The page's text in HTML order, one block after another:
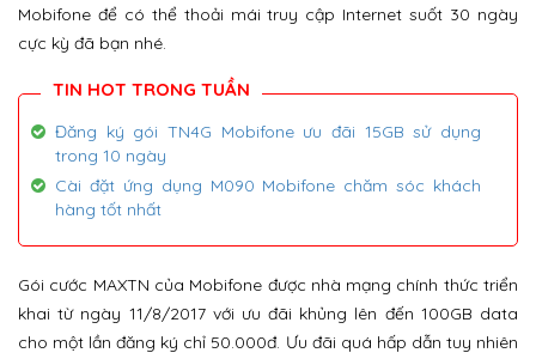
Mobifone để có thể thoải mái truy cập Internet suốt 30 ngày
cực kỳ đã bạn nhé.
Đăng ký gói TN4G Mobifone ưu đãi 15GB sử dụng
trong 10 ngày
Cài đặt ứng dụng M090 Mobifone chăm sóc khách
hàng tốt nhất
Gói cước MAXTN của Mobifone được nhà mạng chính thức triển
khai từ ngày 11/8/2017 với ưu đãi khủng lên đến 100GB data
cho một lần đăng ký chỉ 50.000đ. Ưu đãi quá hấp dẫn tuy nhiên